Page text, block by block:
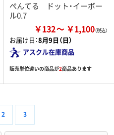
ぺんてる ドット・イーボー
ル0.7
￥132 ￥1,100
お届け日：8月9日（日）
アスクル在庫商品
販売単位違いの商品が2商品あります
2 3